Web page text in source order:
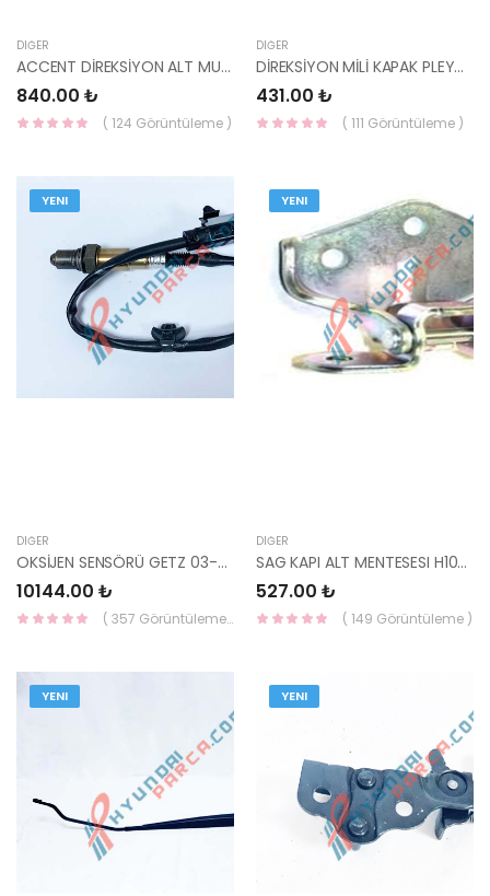
DIĞER
ACCENT DİREKSİYON ALT MUHAFAZA 2000-2006 84852-25202LT-HMC
840.00 ₺
( 124 Görüntüleme )
DIĞER
DİREKSİYON MİLİ KAPAK PLEYTİ H100 MİN/VAN 56271-43003-HMC
431.00 ₺
( 111 Görüntüleme )
YENI
DIĞER
OKSİJEN SENSÖRÜ GETZ 03-05 BENZİNLİ 1.3 39210-26800-HMC
10144.00 ₺
( 357 Görüntüleme )
YENI
DIĞER
SAG KAPI ALT MENTESESI H100 KAMYONET 79325-4F000-HMC
527.00 ₺
( 149 Görüntüleme )
YENI YENI